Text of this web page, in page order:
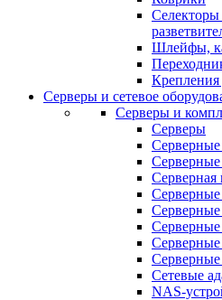
Селекторы
Шлейфы,
Крепления
Серверы и сетевое
Серверы и
Серверы
Серверная
Серверные
Серверные
Сетевые
NAS-